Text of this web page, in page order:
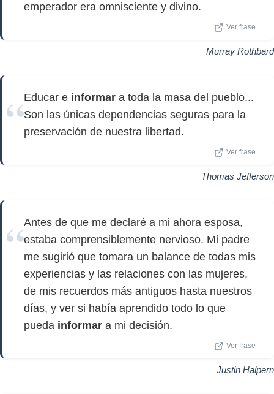
emperador era omnisciente y divino.
Ver frase
Murray Rothbard
Educar e informar a toda la masa del pueblo...
Son las únicas dependencias seguras para la
preservación de nuestra libertad.
Ver frase
Thomas Jefferson
Antes de que me declaré a mi ahora esposa,
estaba comprensiblemente nervioso. Mi padre
me sugirió que tomara un balance de todas mis
experiencias y las relaciones con las mujeres,
de mis recuerdos más antiguos hasta nuestros
días, y ver si había aprendido todo lo que
pueda informar a mi decisión.
Ver frase
Justin Halpern